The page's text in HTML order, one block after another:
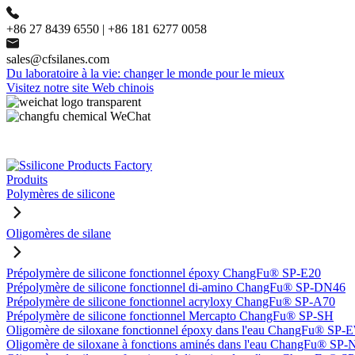
+86 27 8439 6550 | +86 181 6277 0058
sales@cfsilanes.com
Du laboratoire à la vie: changer le monde pour le mieux
Visitez notre site Web chinois
Produits
Polymères de silicone
Oligomères de silane
Prépolymère de silicone fonctionnel époxy ChangFu® SP-E20
Prépolymère de silicone fonctionnel di-amino ChangFu® SP-DN46
Prépolymère de silicone fonctionnel acryloxy ChangFu® SP-A70
Prépolymère de silicone fonctionnel Mercapto ChangFu® SP-SH
Oligomère de siloxane fonctionnel époxy dans l'eau ChangFu® SP-
Oligomère de siloxane à fonctions aminés dans l'eau ChangFu® SP-